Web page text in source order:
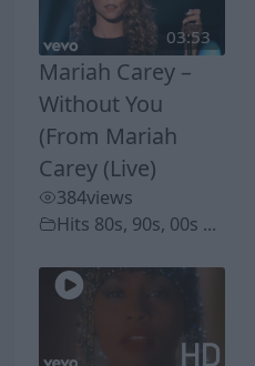
03:53
Mariah Carey –
Without You
(From Mariah
Carey (Live)
384views
Hits 80s, 90s, 00s ...